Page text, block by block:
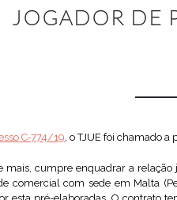
JOGADOR DE
C‑774/19, o TJUE foi chamado
mais, cumpre enquadrar a
comercial com sede em Malta